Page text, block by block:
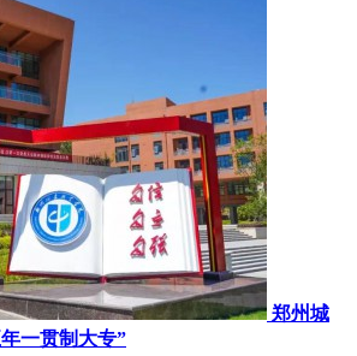
郑州城
一贯制大专”